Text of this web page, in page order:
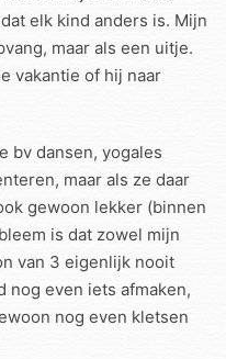
elk kind anders is. Mijn
maar als een uitje.
vakantie of hij naar
bv dansen, yogales
maar als ze daar
gewoon lekker (binnen
is dat zowel mijn
van 3 eigenlijk nooit
nog even iets afmaken,
nog even kletsen